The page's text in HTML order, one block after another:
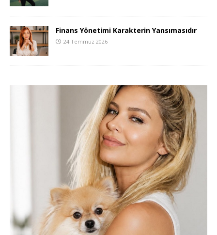
Finans Yönetimi Karakterin Yansımasıdır
24 Temmuz 2026